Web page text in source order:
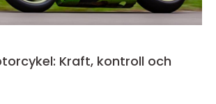
Kraft, kontroll och